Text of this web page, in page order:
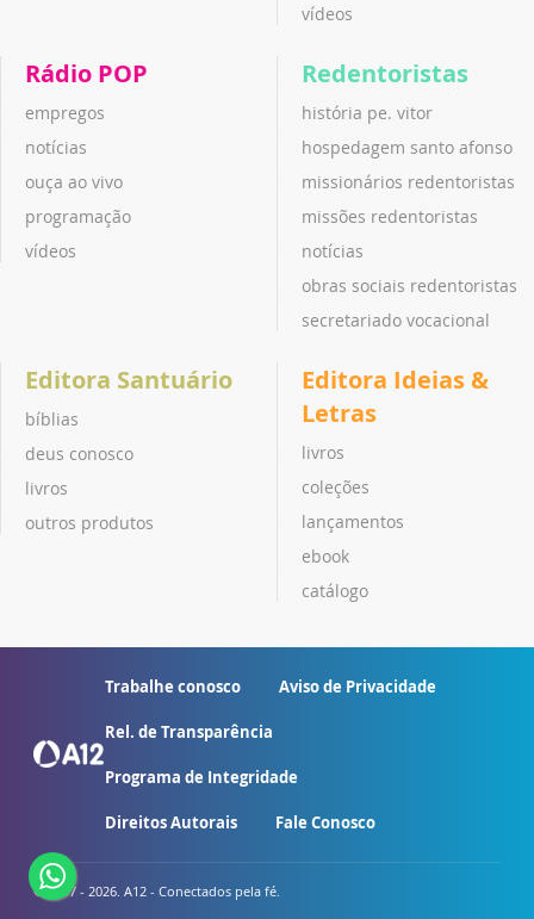
vídeos
Rádio POP
empregos
notícias
ouça ao vivo
programação
vídeos
Redentoristas
história pe. vitor
hospedagem santo afonso
missionários redentoristas
missões redentoristas
notícias
obras sociais redentoristas
secretariado vocacional
Editora Santuário
bíblias
deus conosco
livros
outros produtos
Editora Ideias &
Letras
livros
coleções
lançamentos
ebook
catálogo
Trabalhe conosco Aviso de Privacidade
Rel. de Transparência
Programa de Integridade
Direitos Autorais Fale Conosco
© 2007 - 2026. A12 - Conectados pela fé.